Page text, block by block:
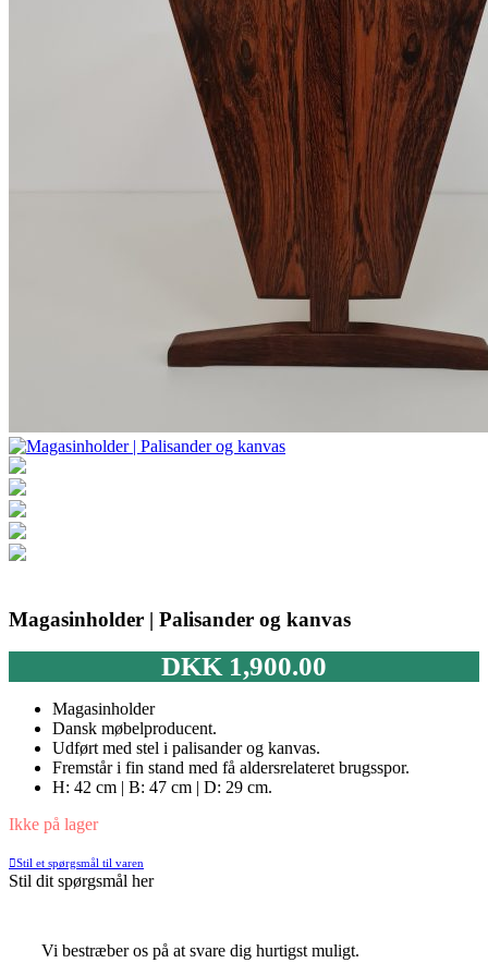
Magasinholder | Palisander og kanvas
DKK1,900.00
Magasinholder
Dansk møbelproducent.
Udført med stel i palisander og kanvas.
Fremstår i fin stand med få aldersrelateret brugsspor.
H: 42 cm | B: 47 cm | D: 29 cm.
Ikke på lager
Stil et spørgsmål til varen
Stil dit spørgsmål her
Vi bestræber os på at svare dig hurtigst muligt.